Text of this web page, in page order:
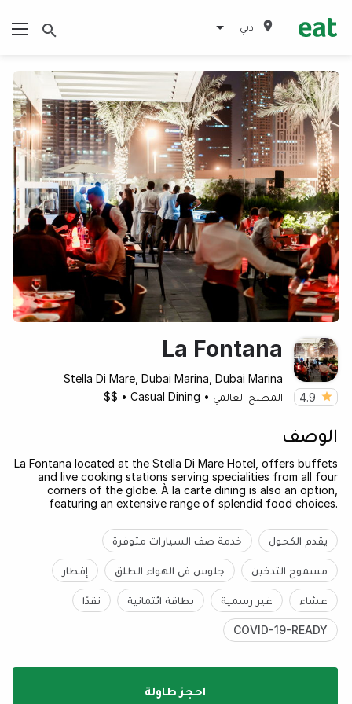
دبي
4.9
La Fontana
Stella Di Mare, Dubai Marina, Dubai Marina
المطبخ العالمي •
Casual Dining
•
$$
الوصف
La Fontana located at the Stella Di Mare Hotel, offers buffets
and live cooking stations serving specialities from all four
corners of the globe. À la carte dining is also an option,
featuring an extensive range of splendid food choices.
يقدم الكحول خدمة صف السيارات متوفرة
مسموح التدخين جلوس في الهواء الطلق إفطار
عشاء غير رسمية بطاقة ائتمانية نقدًا
COVID-19-READY
احجز طاولة